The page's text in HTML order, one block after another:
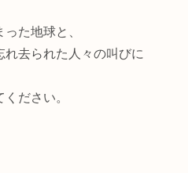
た地球と、
れ去られた人々の叫びに
ださい。